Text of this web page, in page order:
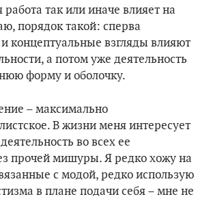
так или иначе влияет на
порядок такой: сперва
концептуальные взгляды влияют
а потом уже деятельность
форму и оболочку.
– максимально
В жизни меня интересует
во всех ее
прочей мишуры. Я редко хожу на
с модой, редко использую
в плане подачи себя – мне не